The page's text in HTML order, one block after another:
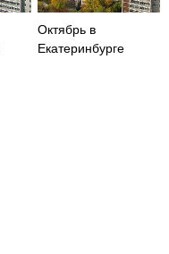
Октябрь в
Екатеринбурге